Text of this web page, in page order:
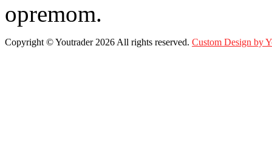
opremom.
Copyright ©Youtrader2026 All rights reserved. Custom Design by